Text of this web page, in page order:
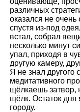
различных
оказался не
спустя из-под
встал, собрал
несколько минут
упал, приходя в
другую камеру,
Я не знал другого
медитативного
щёлкаешь
щёлк. Остаток дня
городу.